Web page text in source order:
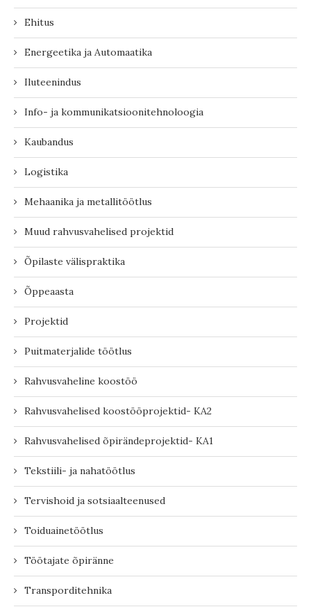
Ehitus
Energeetika ja Automaatika
Iluteenindus
Info- ja kommunikatsioonitehnoloogia
Kaubandus
Logistika
Mehaanika ja metallitöötlus
Muud rahvusvahelised projektid
Õpilaste välispraktika
Õppeaasta
Projektid
Puitmaterjalide töötlus
Rahvusvaheline koostöö
Rahvusvahelised koostööprojektid- KA2
Rahvusvahelised õpirändeprojektid- KA1
Tekstiili- ja nahatöötlus
Tervishoid ja sotsiaalteenused
Toiduainetöötlus
Töötajate õpiränne
Transporditehnika